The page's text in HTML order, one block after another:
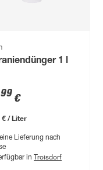
1 l
99 €
€ / Liter
Lieferung nach
in Troisdorf